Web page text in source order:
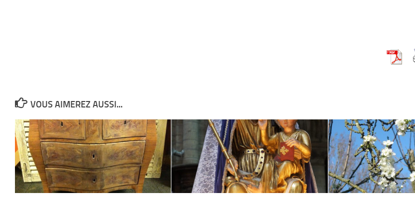
VOUS AIMEREZ AUSSI...